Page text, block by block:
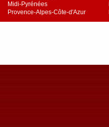
Midi-Pyrénées
Provence-Alpes-Côte-d'Azur